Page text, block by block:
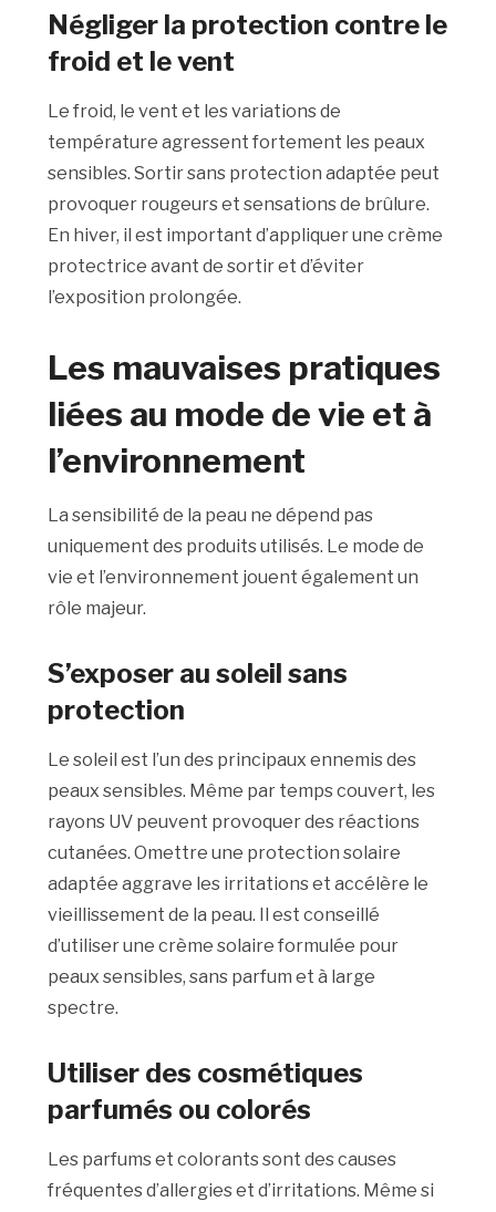
Négliger la protection contre le
froid et le vent
Le froid, le vent et les variations de
température agressent fortement les peaux
sensibles. Sortir sans protection adaptée peut
provoquer rougeurs et sensations de brûlure.
En hiver, il est important d’appliquer une crème
protectrice avant de sortir et d’éviter
l’exposition prolongée.
Les mauvaises pratiques
liées au mode de vie et à
l’environnement
La sensibilité de la peau ne dépend pas
uniquement des produits utilisés. Le mode de
vie et l’environnement jouent également un
rôle majeur.
S’exposer au soleil sans
protection
Le soleil est l’un des principaux ennemis des
peaux sensibles. Même par temps couvert, les
rayons UV peuvent provoquer des réactions
cutanées. Omettre une protection solaire
adaptée aggrave les irritations et accélère le
vieillissement de la peau. Il est conseillé
d’utiliser une crème solaire formulée pour
peaux sensibles, sans parfum et à large
spectre.
Utiliser des cosmétiques
parfumés ou colorés
Les parfums et colorants sont des causes
fréquentes d’allergies et d’irritations. Même si